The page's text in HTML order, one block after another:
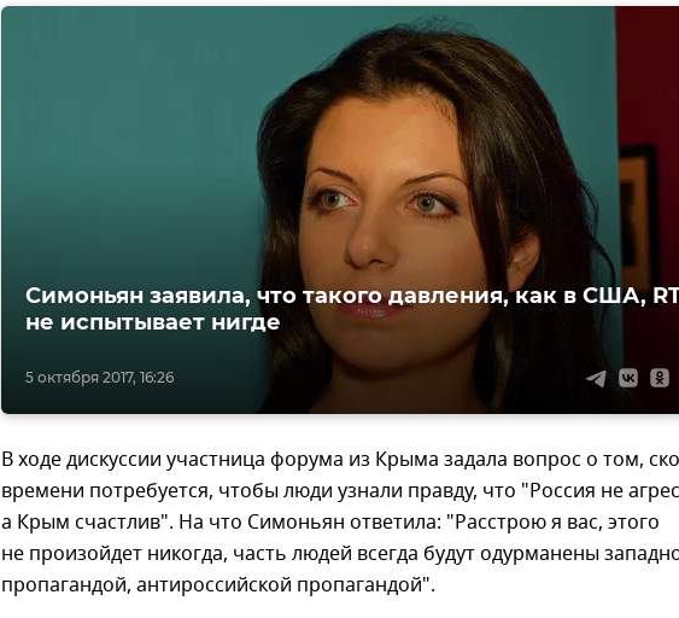
5 октября 2017, 16:26
Симоньян заявила, что такого давления, как в США,
не испытывает нигде
В ходе дискуссии участница форума из Крыма задала вопрос о том,
времени потребуется, чтобы люди узнали правду, что "Россия не
а Крым счастлив". На что Симоньян ответила: "Расстрою я вас, этого
не произойдет никогда, часть людей всегда будут одурманены
пропагандой, антироссийской пропагандой".